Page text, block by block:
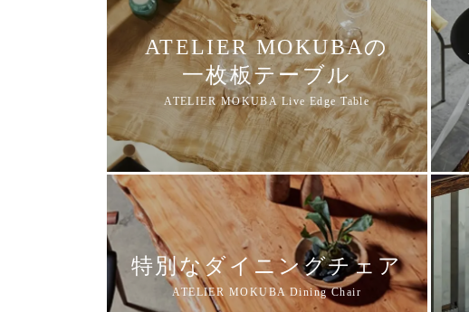
ATELIER MOKUBAの
一枚板テーブル
特別なダイニングチェア